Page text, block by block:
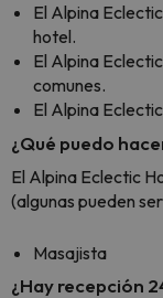
El Alpina
hotel.
El Alpina
comunes.
El Alpina
¿Qué puedo
El Alpina Eclectic
(algunas pueden
Masajista
¿Hay recepción